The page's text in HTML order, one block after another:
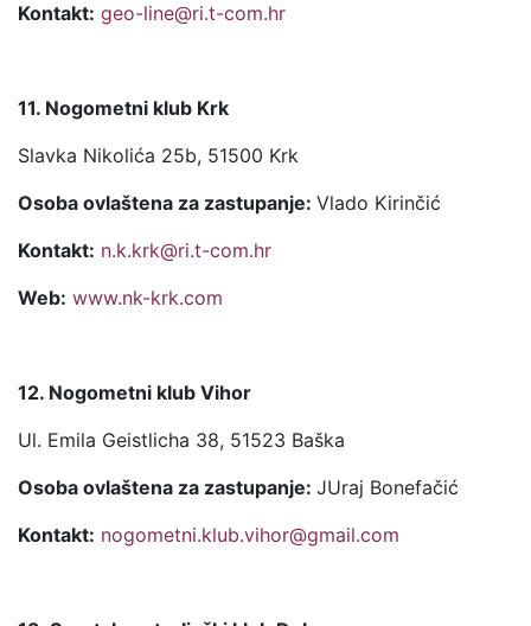
Kontakt: geo-line@ri.t-com.hr
11. Nogometni klub Krk
Slavka Nikolića 25b, 51500 Krk
Osoba ovlaštena za zastupanje: Vlado Kirinčić
Kontakt: n.k.krk@ri.t-com.hr
Web: www.nk-krk.com
12. Nogometni klub Vihor
Ul. Emila Geistlicha 38, 51523 Baška
Osoba ovlaštena za zastupanje: JUraj Bonefačić
Kontakt: nogometni.klub.vihor@gmail.com